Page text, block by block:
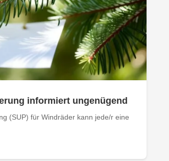
informiert ungenügend
(SUP) für Windräder kann jede/r eine